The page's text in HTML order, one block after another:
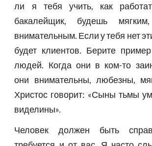
ли я тебя учить, как
бакалейщик, будешь
внимательным. Если у тебя нет
будет клиентов. Берите
людей. Когда они в ком-то
они внимательны, любезны,
Христос говорит: «Сыны тьмы
виделины».
Человек должен быть